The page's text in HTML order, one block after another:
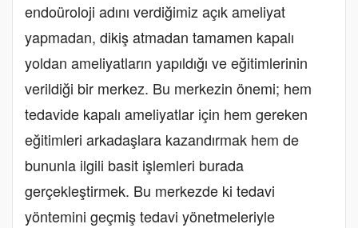
endoüroloji adını verdiğimiz açık ameliyat
yapmadan, dikiş atmadan tamamen kapalı
yoldan ameliyatların yapıldığı ve eğitimlerinin
verildiği bir merkez. Bu merkezin önemi; hem
tedavide kapalı ameliyatlar için hem gereken
eğitimleri arkadaşlara kazandırmak hem de
bununla ilgili basit işlemleri burada
gerçekleştirmek. Bu merkezde ki tedavi
yöntemini geçmiş tedavi yönetmeleriyle